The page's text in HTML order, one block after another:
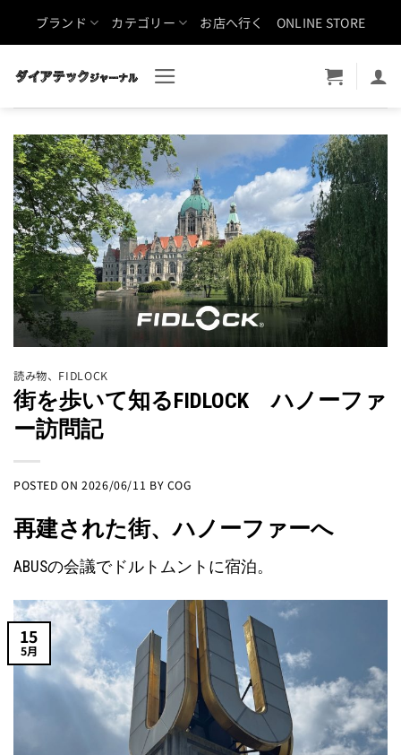
ブランド カテゴリー お店へ行く ONLINE STORE
読み物、 FIDLOCK
街を歩いて知るFIDLOCK ハノーファ
ー訪問記
POSTED ON2026/06/11 BY COG
再建された街、ハノーファーへ
ABUSの会議でドルトムントに宿泊。
15
5月